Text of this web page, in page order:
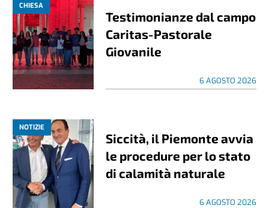
CHIESA
Testimonianze dal campo
Caritas-Pastorale
Giovanile
6 AGOSTO 2026
NOTIZIE
Siccità, il Piemonte avvia
le procedure per lo stato
di calamità naturale
6 AGOSTO 2026